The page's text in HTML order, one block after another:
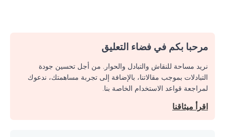
مرحبا بكم في فضاء التعليق
نريد مساحة للنقاش والتبادل والحوار. من أجل تحسين جودة
التبادلات بموجب مقالاتنا، بالإضافة إلى تجربة مساهمتك، ندعوك
لمراجعة قواعد الاستخدام الخاصة بنا.
اقرأ ميثاقنا